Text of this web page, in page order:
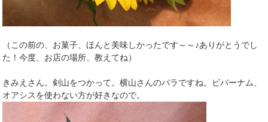
（この前の、お菓子、ほんと美味しかったです～～♪ありがとうでし
た！今度、お店の場所、教えてね）
きみえさん。剣山をつかって。横山さんのバラですね。ビバーナム、
オアシスを使わない方が好きなので。